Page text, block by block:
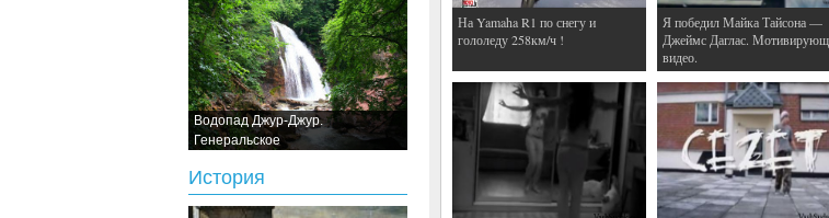
Водопад Джур-Джур.
Генеральское
История
На Yamaha R1 по снегу и
гололеду 258км/ч !
Я победил Майка Тайсона —
Джеймс Даглас.
видео.